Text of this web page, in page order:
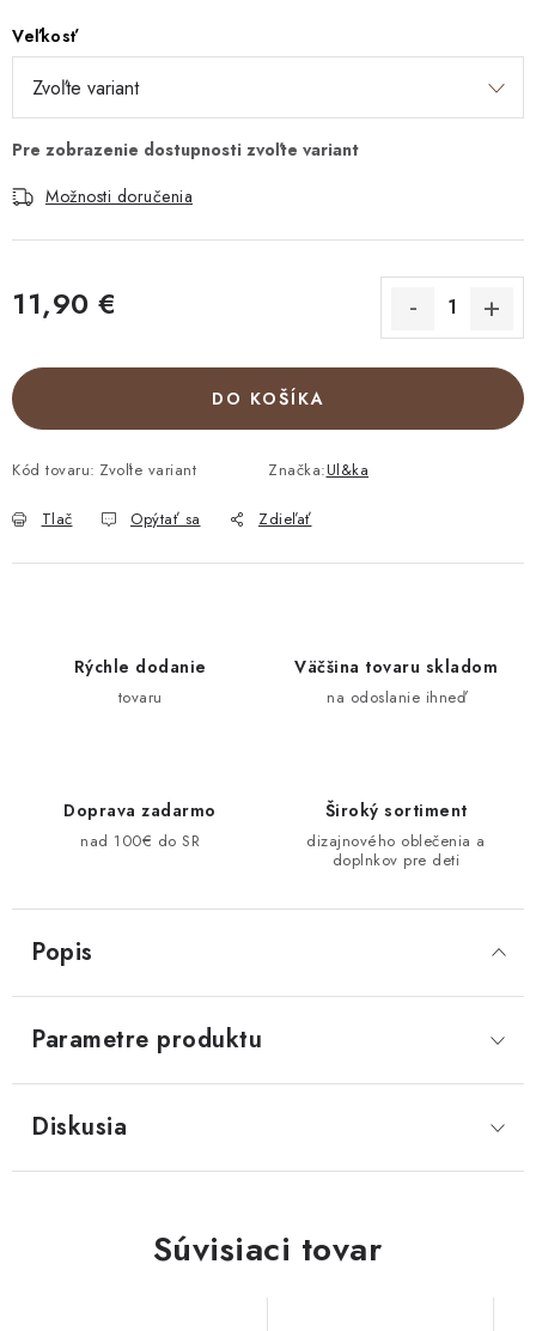
Veľkosť
Možnosti doručenia
11,90 €
DO KOŠÍKA
Kód tovaru: Zvoľte variant Značka:Ul&ka
Tlač Opýtať sa Zdieľať
Rýchle dodanie
tovaru
Väčšina tovaru skladom
na odoslanie ihneď
Doprava zadarmo
nad 100€ do SR
Široký sortiment
dizajnového oblečenia a
doplnkov pre deti
Popis
Parametre produktu
Diskusia
Súvisiaci tovar